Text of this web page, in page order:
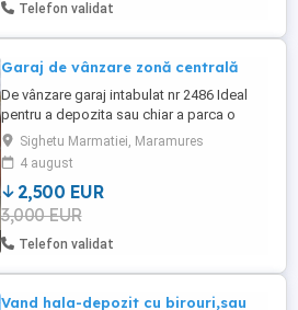
Telefon validat
Garaj de vânzare zonă centrală
De vânzare garaj intabulat nr 2486 Ideal
pentru a depozita sau chiar a parca o
mașină Strada Tudor Vladimirescu Garajul
este situat în fața reprezentantei Artic
Zonă liniștită și monitorizată cu camere de
supraveghere!
Sighetu Marmatiei, Maramures
4 august
2,500 EUR
3,000 EUR
Telefon validat
Vand hala-depozit cu birouri,sau